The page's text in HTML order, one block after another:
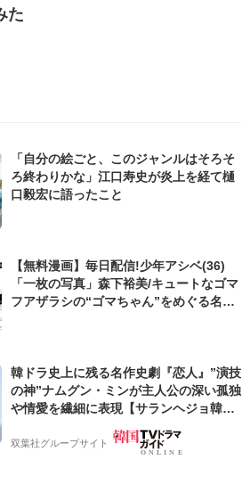
た
「自分の絵ごと、このジャンルはそろそ
ろ終わりかな」江口寿史が炎上を経て樋
口毅宏に語ったこと
【無料漫画】毎日配信!少年アシベ(36)
「一枚の写真」森下裕美/キュートなゴマ
フアザラシの“ゴマちゃん”をめぐる名作
韓ドラ史上に残る名作史劇『恋人』”演技
の神”ナムグン・ミンが主人公の深い孤独
や情愛を繊細に表現【サランヘジョ韓ド
双葉社グループサイト